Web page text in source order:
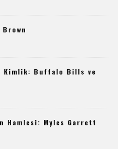
Kimlik: Buffalo Bills ve
Hamlesi: Myles Garrett